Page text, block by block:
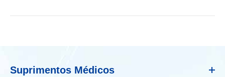
Suprimentos Médicos